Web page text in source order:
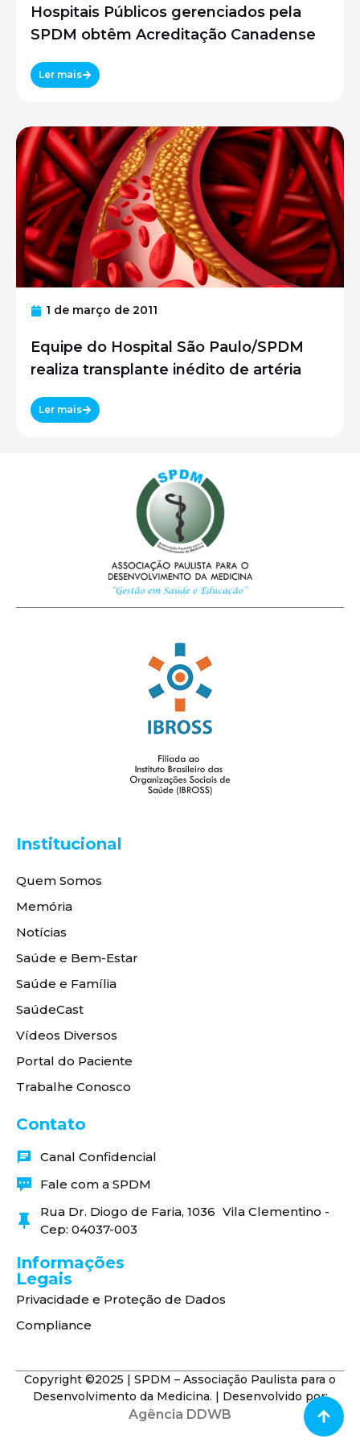
Hospitais Públicos gerenciados pela
SPDM obtêm Acreditação Canadense
Ler mais
1 de março de 2011
Equipe do Hospital São Paulo/SPDM
realiza transplante inédito de artéria
Ler mais
Institucional
Quem Somos
Memória
Notícias
Saúde e Bem-Estar
Saúde e Família
SaúdeCast
Vídeos Diversos
Portal do Paciente
Trabalhe Conosco
Contato
Canal Confidencial
Fale com a SPDM
Rua Dr. Diogo de Faria, 1036 Vila Clementino -
Cep: 04037-003
Informações
Legais
Privacidade e Proteção de Dados
Compliance
Copyright ©2025 | SPDM – Associação Paulista para o
Desenvolvimento da Medicina. | Desenvolvido por:
Agência DDWB